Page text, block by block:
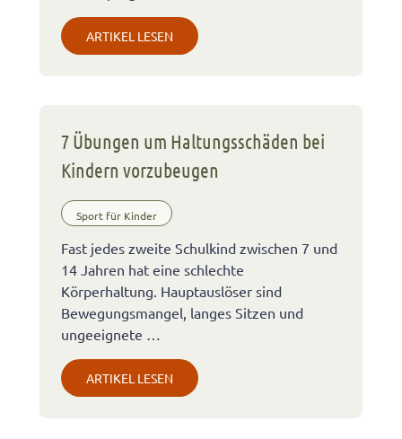
ARTIKEL LESEN
7 Übungen um Haltungsschäden bei
Kindern vorzubeugen
Sport für Kinder
Fast jedes zweite Schulkind zwischen 7 und
14 Jahren hat eine schlechte
Körperhaltung. Hauptauslöser sind
Bewegungsmangel, langes Sitzen und
ungeeignete …
ARTIKEL LESEN